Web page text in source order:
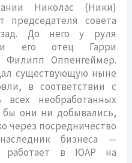
Николас (Ники)
председателя совета
До него у руля
его отец Гарри
Оппенгеймер.
существующую ныне
в соответствии с
необработанных
они ни добывались,
через посредничество
бизнеса —
работает в ЮАР на